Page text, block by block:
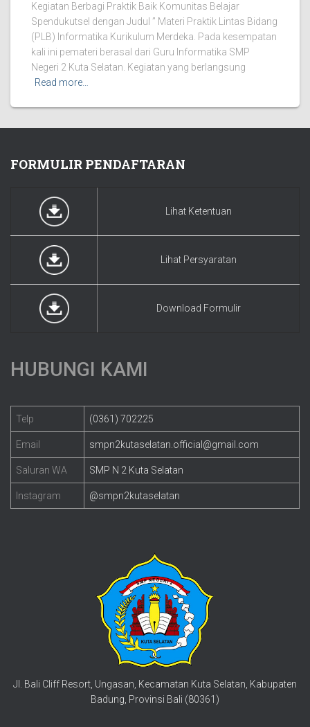
Kegiatan Berbagi Praktik Baik Komunitas Belajar
Spendukutsel dengan Judul ” Materi Praktik Lintas Bidang
(PLB) Informatika Kurikulum Merdeka. Pada kesempatan
kali ini pemateri berasal dari Guru Informatika SMP
Negeri 2 Kuta Selatan. Kegiatan yang berlangsung
Read more…
FORMULIR PENDAFTARAN
Lihat Ketentuan
Lihat Persyaratan
Download Formulir
HUBUNGI KAMI
Telp (0361) 702225
Email smpn2kutaselatan.official@gmail.com
Saluran WA SMP N 2 Kuta Selatan
Instagram @smpn2kutaselatan
Jl. Bali Cliff Resort, Ungasan, Kecamatan Kuta Selatan, Kabupaten
Badung, Provinsi Bali (80361)